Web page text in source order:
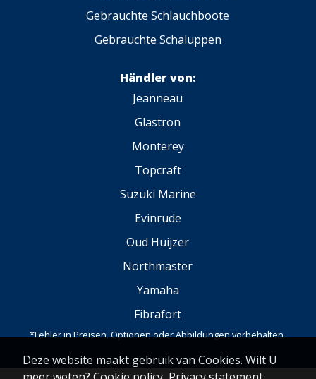
Deze website maakt gebruik van Cookies. Wilt U
Gebrauchte Schlauchboote
Gebrauchte Schaluppen
Händler von:
Jeanneau
Glastron
Monterey
Topcraft
Suzuki Marine
Evinrude
Oud Huijzer
Northmaster
Yamaha
Fibrafort
*Fehler in Preisen, Optionen oder Abbildungen vorbehalten.